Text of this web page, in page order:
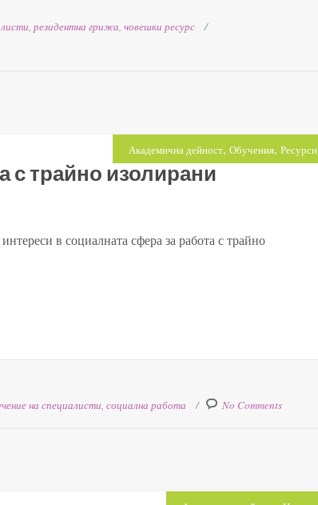
, резидентна грижа, човешки ресурс
Академична дейност, Обучения, Ресурси
с трайно изолирани
в социалната сфера за работа с трайно
на специалисти, социална работа No Comments